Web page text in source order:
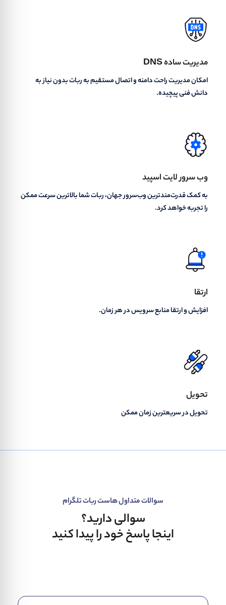
مدیریت ساده DNS
امکان مدیریت راحت دامنه و اتصال مستقیم به ربات بدون نیاز به
دانش فنی پیچیده.
وب سرور لایت اسپید
به کمک قدرت‌مندترین وب‌سرور جهان، ربات شما بالاترین سرعت ممکن
را تجربه خواهد کرد.
ارتقا
افزایش و ارتقا منابع سرویس در هر زمان.
تحویل
تحویل در سریعترین زمان ممکن
سوالات متداول هاست ربات تلگرام
سوالی دارید؟
اینجا پاسخ خود را پیدا کنید